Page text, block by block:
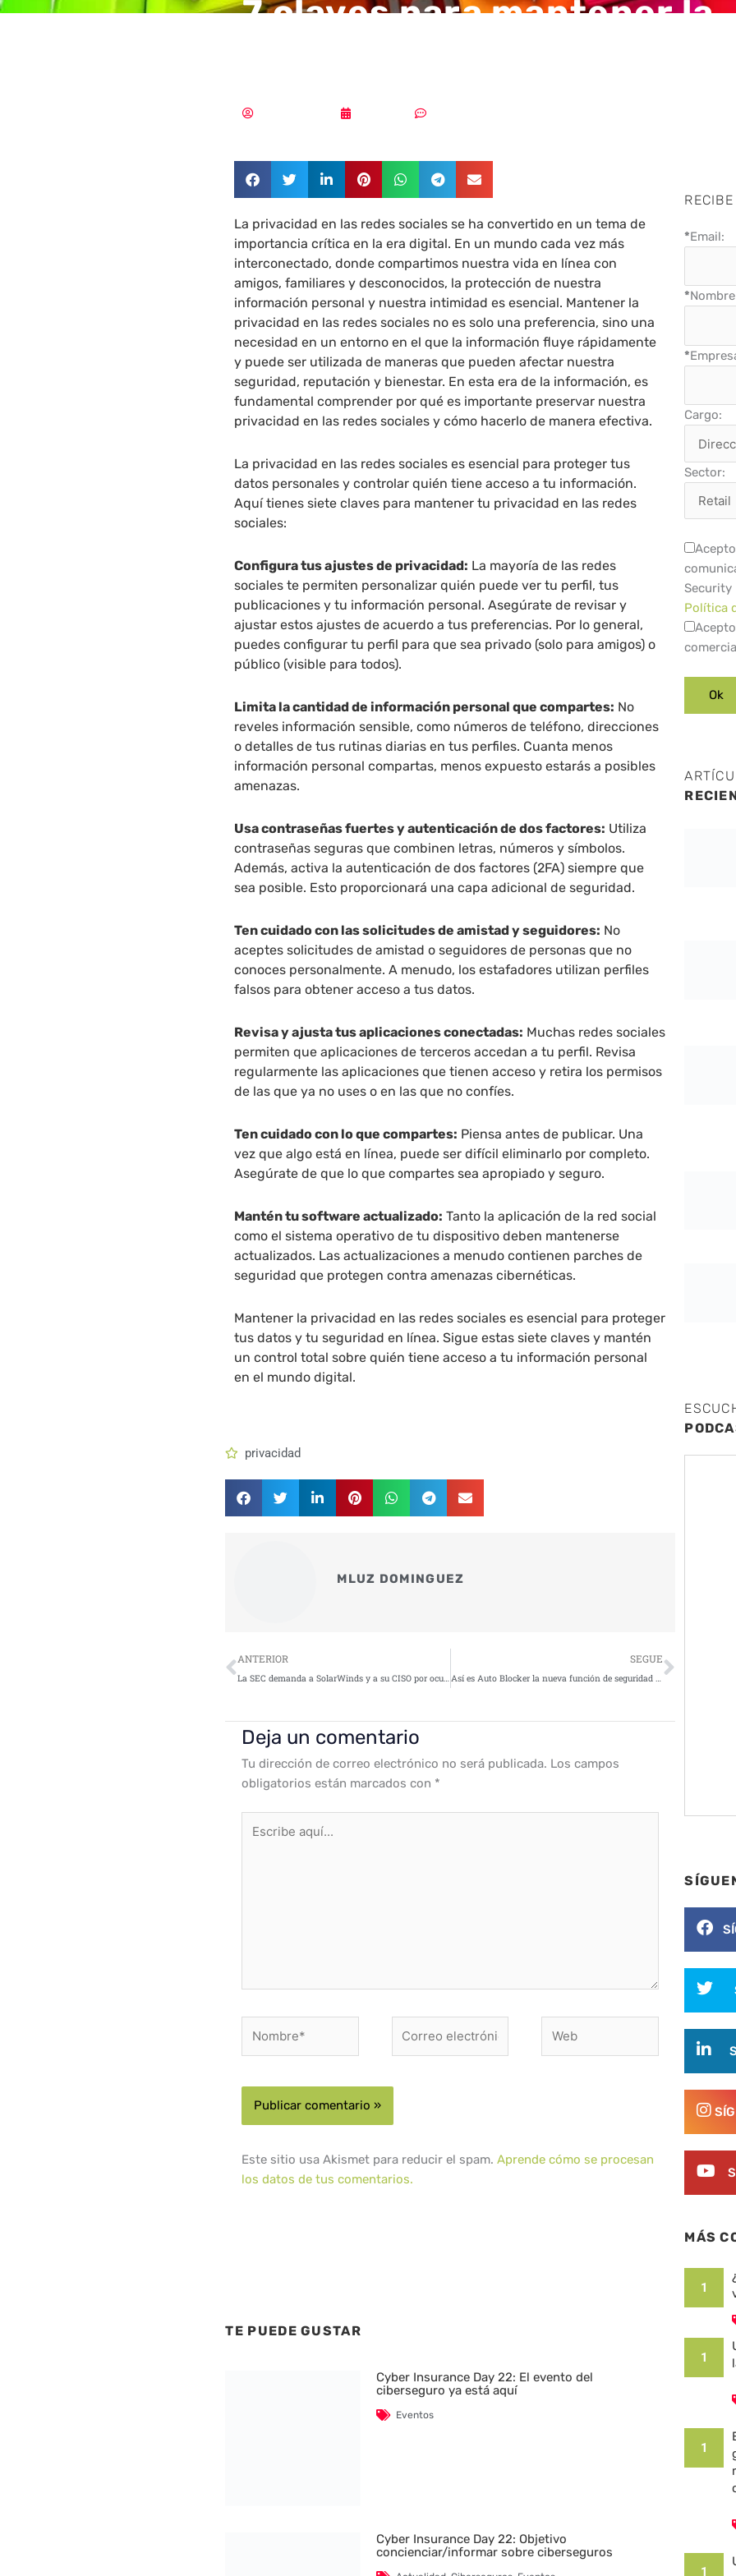
7 claves para mantener la
La privacidad en las redes sociales se ha convertido en un tema de
importancia crítica en la era digital. En un mundo cada vez más
interconectado, donde compartimos nuestra vida en línea con
amigos, familiares y desconocidos, la protección de nuestra
información personal y nuestra intimidad es esencial. Mantener la
privacidad en las redes sociales no es solo una preferencia, sino una
necesidad en un entorno en el que la información fluye rápidamente
y puede ser utilizada de maneras que pueden afectar nuestra
seguridad, reputación y bienestar. En esta era de la información, es
fundamental comprender por qué es importante preservar nuestra
privacidad en las redes sociales y cómo hacerlo de manera efectiva.
La privacidad en las redes sociales es esencial para proteger tus
datos personales y controlar quién tiene acceso a tu información.
Aquí tienes siete claves para mantener tu privacidad en las redes
sociales:
Configura tus ajustes de privacidad: La mayoría de las redes
sociales te permiten personalizar quién puede ver tu perfil, tus
publicaciones y tu información personal. Asegúrate de revisar y
ajustar estos ajustes de acuerdo a tus preferencias. Por lo general,
puedes configurar tu perfil para que sea privado (solo para amigos) o
público (visible para todos).
Limita la cantidad de información personal que compartes: No
reveles información sensible, como números de teléfono, direcciones
o detalles de tus rutinas diarias en tus perfiles. Cuanta menos
información personal compartas, menos expuesto estarás a posibles
amenazas.
Usa contraseñas fuertes y autenticación de dos factores: Utiliza
contraseñas seguras que combinen letras, números y símbolos.
Además, activa la autenticación de dos factores (2FA) siempre que
sea posible. Esto proporcionará una capa adicional de seguridad.
Ten cuidado con las solicitudes de amistad y seguidores: No
aceptes solicitudes de amistad o seguidores de personas que no
conoces personalmente. A menudo, los estafadores utilizan perfiles
falsos para obtener acceso a tus datos.
Revisa y ajusta tus aplicaciones conectadas: Muchas redes sociales
permiten que aplicaciones de terceros accedan a tu perfil. Revisa
regularmente las aplicaciones que tienen acceso y retira los permisos
de las que ya no uses o en las que no confíes.
Ten cuidado con lo que compartes: Piensa antes de publicar. Una
vez que algo está en línea, puede ser difícil eliminarlo por completo.
Asegúrate de que lo que compartes sea apropiado y seguro.
Mantén tu software actualizado: Tanto la aplicación de la red social
como el sistema operativo de tu dispositivo deben mantenerse
actualizados. Las actualizaciones a menudo contienen parches de
seguridad que protegen contra amenazas cibernéticas.
Mantener la privacidad en las redes sociales es esencial para proteger
tus datos y tu seguridad en línea. Sigue estas siete claves y mantén
un control total sobre quién tiene acceso a tu información personal
en el mundo digital.
privacidad
MLUZ DOMINGUEZ
Ant
ANTERIOR
La SEC demanda a SolarWinds y a su CISO por ocultar vulnerabilidades de ciberseguridad
SEGUE
Así es Auto Blocker la nueva función de seguridad para móviles de Samsung
Deja un comentario
Tu dirección de correo electrónico no será publicada. Los campos
obligatorios están marcados con *
aquí...
electrónico*
Este sitio usa Akismet para reducir el spam.Aprende cómo se procesan
los datos de tus comentarios.
TE PUEDE GUSTAR
Cyber Insurance Day 22: El evento del
ciberseguro ya está aquí
Eventos
Cyber Insurance Day 22: Objetivo
concienciar/informar sobre ciberseguros
*Email:
*
*
Cargo:
Sector:
Security
Política
MÁS
1
1
1
1